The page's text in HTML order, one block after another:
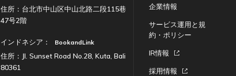
住所：台北市中山区中山北路二段115巷
47号2階
インドネシア： BookandLink
住所：Jl. Sunset Road No.28, Kuta, Bali
80361
企業情報
サービス運用と規
約・ポリシー
IR情報
採用情報